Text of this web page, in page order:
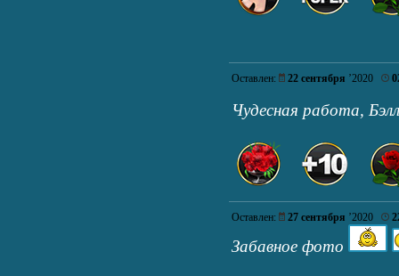
Оставлен: 22 сентября ’2020
Чудесная работа,
Оставлен: 27 сентября ’2020
Забавное фото